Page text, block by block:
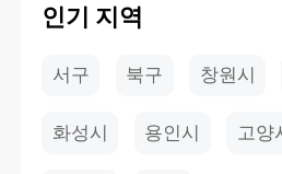
인기 지역
서구 북구 창원시
화성시 용인시 고양